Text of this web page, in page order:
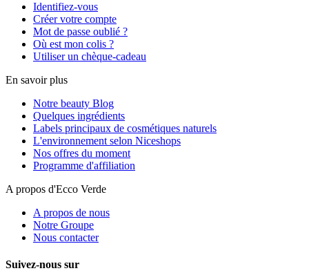
Identifiez-vous
Créer votre compte
Mot de passe oublié ?
Où est mon colis ?
Utiliser un chèque-cadeau
En savoir plus
Notre beauty Blog
Quelques ingrédients
Labels principaux de cosmétiques naturels
L'environnement selon Niceshops
Nos offres du moment
Programme d'affiliation
A propos d'Ecco Verde
A propos de nous
Notre Groupe
Nous contacter
Suivez-nous sur